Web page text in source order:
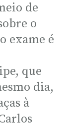
de
o
exame é
que
dia,
à